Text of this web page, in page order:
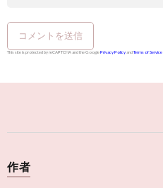
This site is protected by reCAPTCHA and the GooglePrivacy Policy andTerms of Service
作者